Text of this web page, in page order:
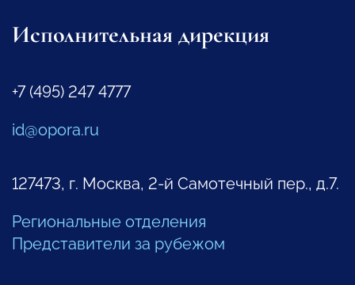
Исполнительная дирекция
+7 (495) 247 4777
id@opora.ru
127473, г. Москва, 2-й Самотечный пер., д.7.
Региональные отделения
Представители за рубежом